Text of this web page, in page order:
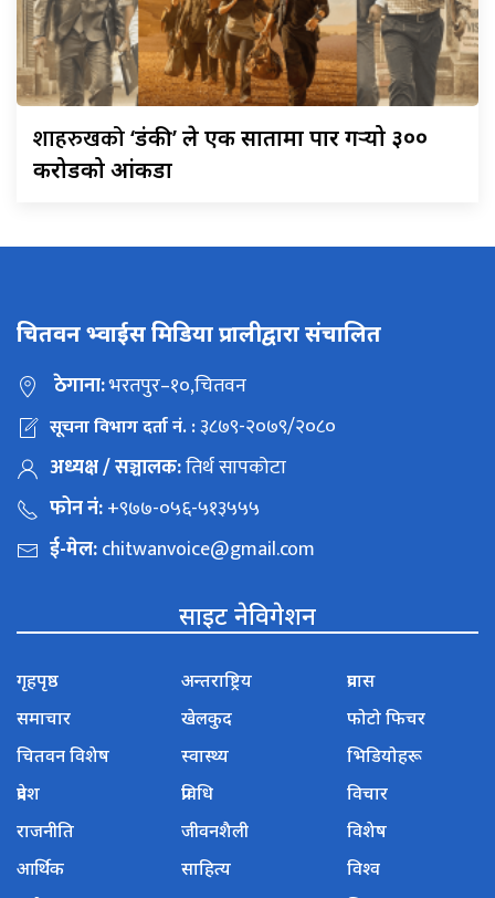
शाहरुखको‘डंकी’ ले एक सातामा पार गर्‍यो ३००
करोडको आंकडा
चितवन भ्वाईस मिडिया प्रालीद्वारा संचालित
ठेगाना:भरतपुर–१०,चितवन
सूचना विभाग दर्ता नं. :३८७९-२०७९/२०८०
अध्यक्ष / सञ्चालक:तिर्थ सापकोटा
फोन नं:+९७७-०५६-५१३५५५
ई-मेल:chitwanvoice@gmail.com
साइट नेविगेशन
गृहपृष्ठ
समाचार
चितवन विशेष
प्रदेश
राजनीति
आर्थिक
अन्तराष्ट्रिय
खेलकुद
स्वास्थ्य
प्रविधि
जीवनशैली
साहित्य
प्रवास
फोटो फिचर
भिडियोहरू
विचार
विशेष
विश्व